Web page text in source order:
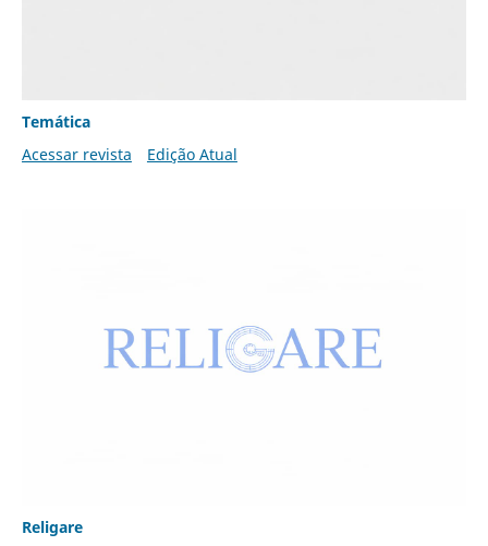
Temática
Acessar revista
Edição Atual
Religare